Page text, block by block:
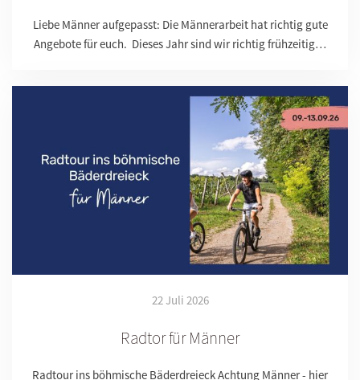
Liebe Männer aufgepasst: Die Männerarbeit hat richtig gute
Angebote für euch. Dieses Jahr sind wir richtig frühzeitig…
22 Juli 2026
Radtor für Männer
Radtour ins böhmische Bäderdreieck Achtung Männer - hier